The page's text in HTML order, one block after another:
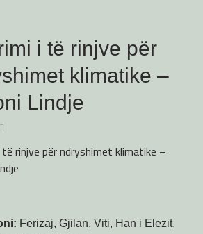
i të rinjve për
klimatike –
Lindje
të rinjve për ndryshimet klimatike –
Ferizaj, Gjilan, Viti, Han i Elezit,